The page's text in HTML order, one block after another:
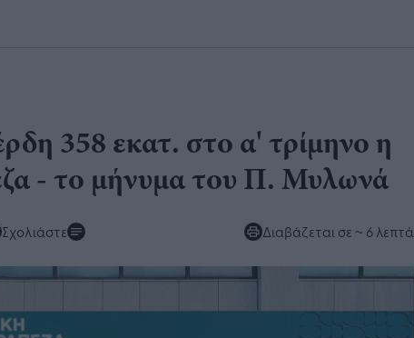
358 εκατ. στο α' τρίμηνο η
- το μήνυμα του Π. Μυλωνά
Σχολιάστε Διαβάζεται σε ~ 6 λεπτά